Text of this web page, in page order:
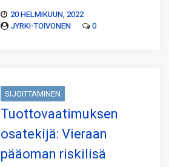
20 HELMIKUUN, 2022
JYRKI-TOIVONEN
0
SIJOITTAMINEN
Tuottovaatimuksen
osatekijä: Vieraan
pääoman riskilisä